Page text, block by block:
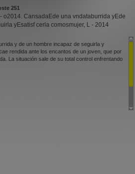
251
o2014. CansadaEde una vndataburrida yEde
yEsatisf cerla comosmujer, L - 2014
y de un hombre incapaz de seguirla y
rendida ante los encantos de un joven, que por
La situación sale de su total control enfrentando